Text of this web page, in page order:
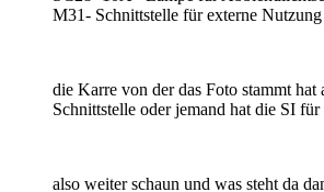
M31- Schnittstelle für externe
die Karre von der das Foto stammt hat
Schnittstelle oder jemand hat die SI für
also weiter schaun und was steht da